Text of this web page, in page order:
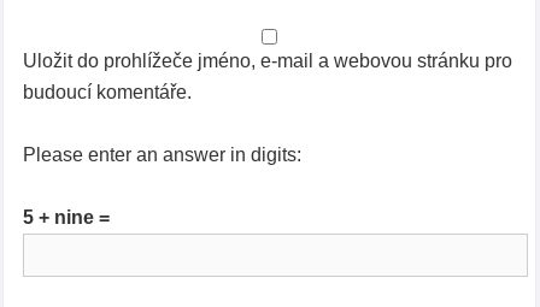
Uložit do prohlížeče jméno, e-mail a webovou stránku pro
budoucí komentáře.
Please enter an answer in digits:
5 + nine =